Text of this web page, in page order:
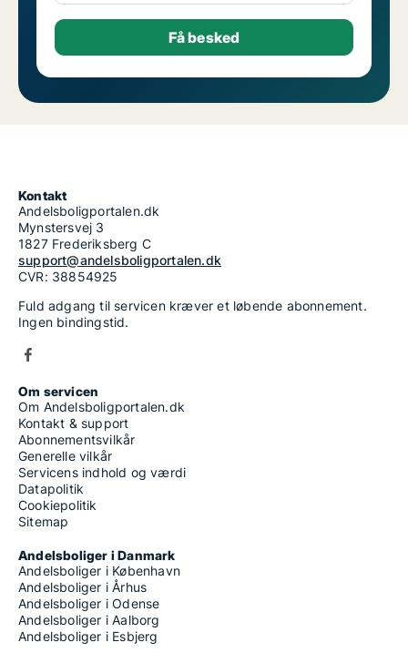
Kontakt
Andelsboligportalen.dk
Mynstersvej 3
1827 Frederiksberg C
support@andelsboligportalen.dk
CVR: 38854925
Fuld adgang til servicen kræver et løbende abonnement.
Ingen bindingstid.
Om servicen
Om Andelsboligportalen.dk
Kontakt & support
Abonnementsvilkår
Generelle vilkår
Servicens indhold og værdi
Datapolitik
Cookiepolitik
Sitemap
Andelsboliger i Danmark
Andelsboliger i København
Andelsboliger i Århus
Andelsboliger i Odense
Andelsboliger i Aalborg
Andelsboliger i Esbjerg